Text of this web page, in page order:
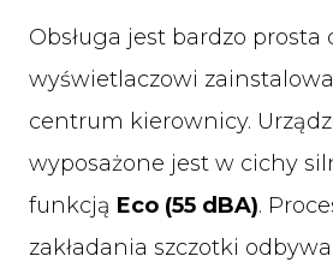
Obsługa jest bardzo prosta
wyświetlaczowi
centrum kierownicy.
wyposażone jest w cichy
funkcją Eco (55 dBA).
zakładania szczotki